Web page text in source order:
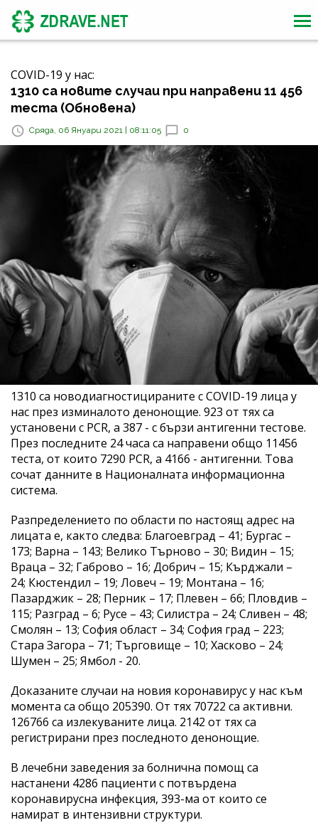
COVID-19 у нас:
1310 са новите случаи при направени 11 456
теста (Обновена)
Сряда, 06 Януари 2021 | 08:11:05 0
1310 са новодиагностицираните с COVID-19 лица у
нас през изминалото денонощие. 923 от тях са
установени с PCR, а 387 - с бързи антигенни тестове.
През последните 24 часа са направени общо 11456
теста, от които 7290 PCR, а 4166 - антигенни. Това
сочат данните в Националната информационна
система.
Разпределението по области по настоящ адрес на
лицата е, както следва: Благоевград – 41; Бургас –
173; Варна – 143; Велико Търново – 30; Видин – 15;
Враца – 32; Габрово – 16; Добрич – 15; Кърджали –
24; Кюстендил – 19; Ловеч – 19; Монтана – 16;
Пазарджик – 28; Перник – 17; Плевен – 66; Пловдив –
115; Разград – 6; Русе – 43; Силистра – 24; Сливен – 48;
Смолян – 13; София област – 34; София град – 223;
Стара Загора – 71; Търговище – 10; Хасково – 24;
Шумен – 25; Ямбол - 20.
Доказаните случаи на новия коронавирус у нас към
момента са общо 205390. От тях 70722 са активни.
126766 са излекуваните лица. 2142 от тях са
регистрирани през последното денонощие.
В лечебни заведения за болнична помощ са
настанени 4286 пациенти с потвърдена
коронавирусна инфекция, 393-ма от които се
намират в интензивни структури.